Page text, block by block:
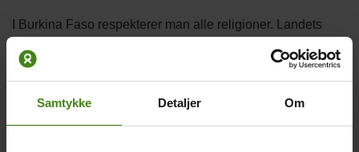
Samtykke Detaljer Om
I Burkina Faso respekterer man alle religioner. Landets
højtider. På kirkegårde ligger kristne og muslimer begravet
side om side, og præsidenten har en rådgiver fra hver
religion.